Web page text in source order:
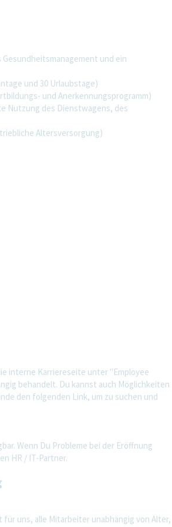
und ein
und 30 Urlaubstage)
und Anerkennungsprogramm)
Nutzung des Dienstwagens, des
Altersversorgung)
interne Karriereseite unter "Employee
behandelt. Du kannst auch Möglichkeiten
den folgenden Link, um zu suchen und
Wenn Du Probleme bei der Eröffnung
HR / IT-Partner.
uns, alle Mitarbeiter unabhängig von Alter,